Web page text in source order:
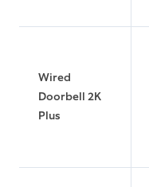
Wired
Doorbell 2K
Plus